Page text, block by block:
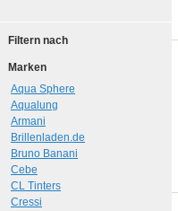
Filtern nach
Marken
Aqua Sphere
Aqualung
Armani
Brillenladen.de
Bruno Banani
Cebe
CL Tinters
Cressi